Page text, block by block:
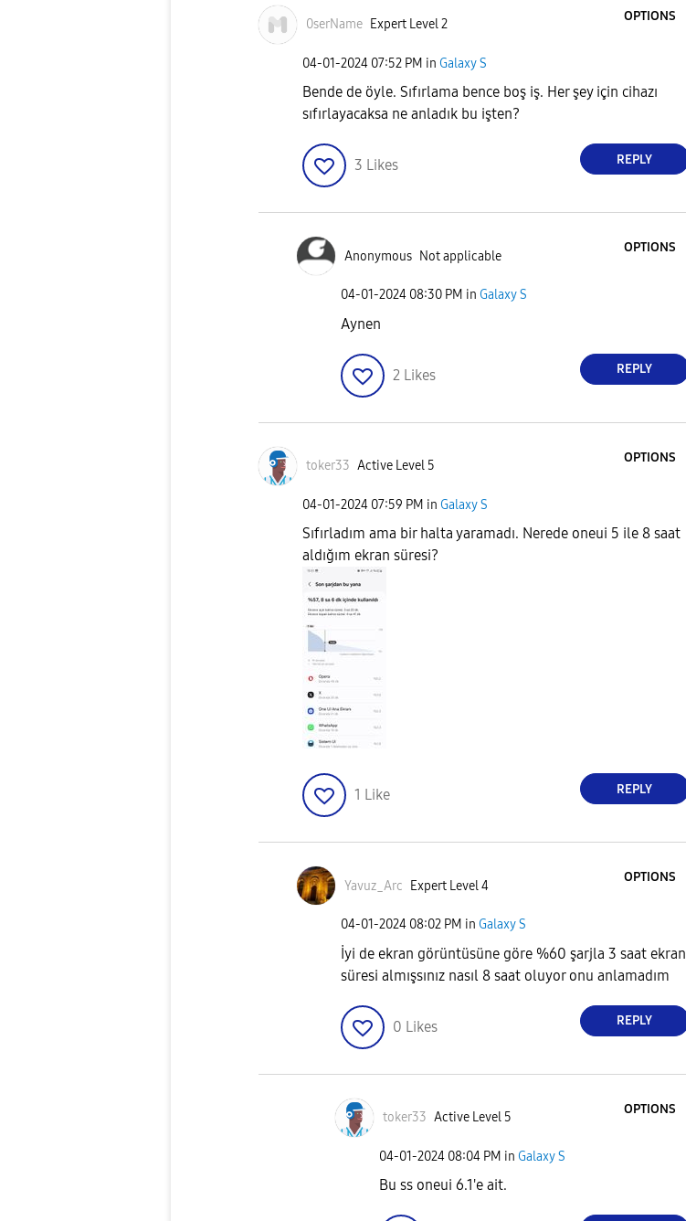
0serName Expert Level 2
OPTIONS
‎04-01-2024 07:52 PM in Galaxy S
Bende de öyle. Sıfırlama bence boş iş. Her şey için cihazı
sıfırlayacaksa ne anladık bu işten?
3 Likes REPLY
Anonymous Not applicable
OPTIONS
‎04-01-2024 08:30 PM in Galaxy S
Aynen
2 Likes REPLY
toker33 Active Level 5
OPTIONS
‎04-01-2024 07:59 PM in Galaxy S
Sıfırladım ama bir halta yaramadı. Nerede oneui 5 ile 8 saat
aldığım ekran süresi?
1 Like REPLY
Yavuz_Arc Expert Level 4
OPTIONS
‎04-01-2024 08:02 PM in Galaxy S
İyi de ekran görüntüsüne göre %60 şarjla 3 saat ekran
süresi almışsınız nasıl 8 saat oluyor onu anlamadım
0 Likes REPLY
toker33 Active Level 5
OPTIONS
‎04-01-2024 08:04 PM in Galaxy S
Bu ss oneui 6.1'e ait.